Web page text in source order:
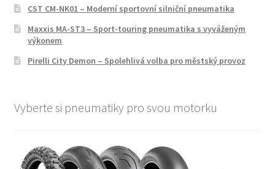
CST CM-NK01 – Moderní sportovní silniční pneumatika
Maxxis MA-ST3 – Sport-touring pneumatika s vyváženým
výkonem
Pirelli City Demon – Spolehlivá volba pro městský provoz
Vyberte si pneumatiky pro svou motorku